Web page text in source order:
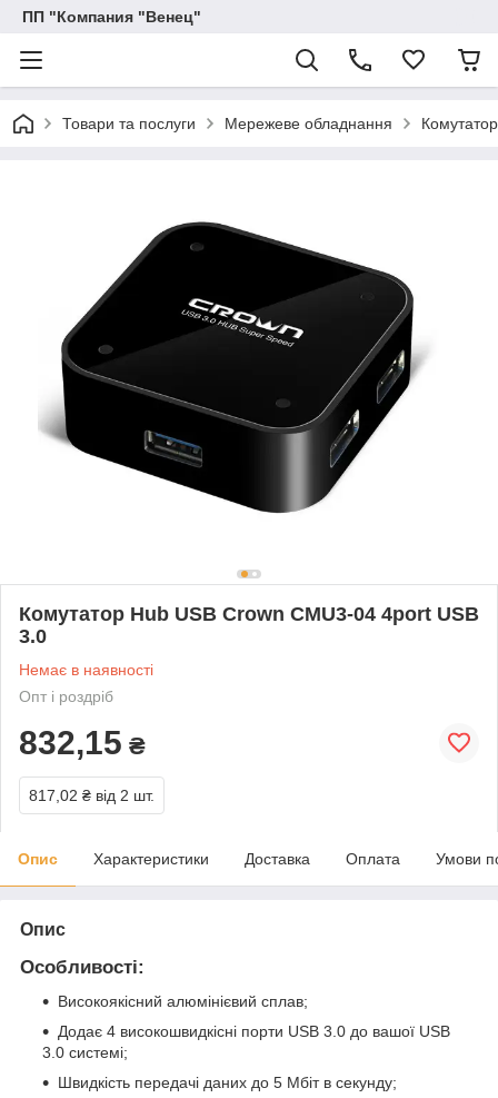
ПП "Компания "Венец"
Товари та послуги Мережеве обладнання
Комутатор Hub USB Crown CMU3-04 4port USB
3.0
Немає в наявності
Опт і роздріб
832,15 ₴
817,02 ₴ від 2 шт.
Опис Характеристики Доставка Оплата Умови
Опис
Особливості:
Високоякісний алюмінієвий сплав;
Додає 4 високошвидкісні порти USB 3.0 до вашої USB
3.0 системі;
Швидкість передачі даних до 5 Мбіт в секунду;